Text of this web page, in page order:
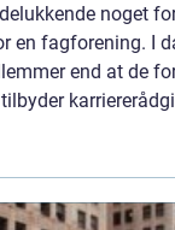
noget
en fagforening. I
end at de